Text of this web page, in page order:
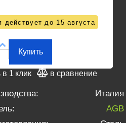
действует до 15 августа
Купить
в 1 клик в сравнение
Италия
AGB